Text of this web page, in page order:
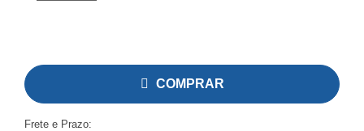
COMPRAR
Frete e Prazo: